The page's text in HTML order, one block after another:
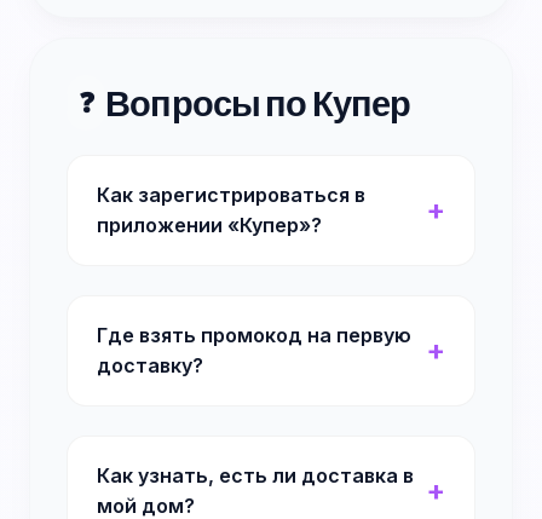
❓ Вопросы по Купер
Как зарегистрироваться в
приложении «Купер»?
Где взять промокод на первую
доставку?
Как узнать, есть ли доставка в
мой дом?